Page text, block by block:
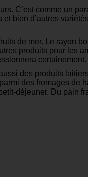
C’est comme un
bien d’autres
de mer. Le
produits pour les
certainement.
des produits
des fromages de
déjeuner. Du pain